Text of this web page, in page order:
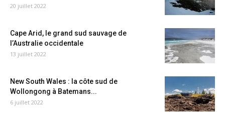
20 juillet 2022
Cape Arid, le grand sud sauvage de
l’Australie occidentale
13 juillet 2022
New South Wales : la côte sud de
Wollongong à Batemans...
6 juillet 2022